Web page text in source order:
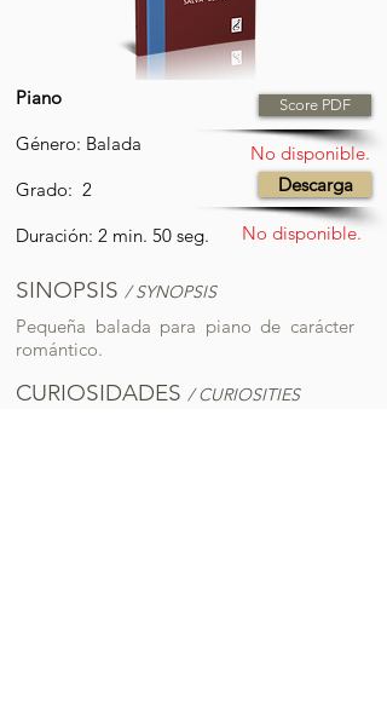
Piano
Género: Balada
Grado: 2
Duración: 2 min. 50 seg.
Score PDF
No disponible.
Descarga
No disponible.
SINOPSIS / SYNOPSIS
Pequeña balada para piano de carácter
romántico.
CURIOSIDADES / CURIOSITIES